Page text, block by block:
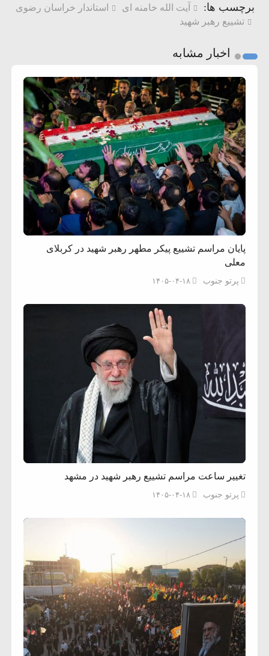
برچسب ها: آیت الله خامنه ای
استاندار خراسان رضوی
تشییع رهبر شهید
اخبار مشابه
پایان مراسم تشییع پیکر مطهر رهبر شهید در کربلای
معلی
پرتو جنوب ۱۴۰۵-۰۴-۱۸
تغییر ساعت مراسم تشییع رهبر شهید در مشهد
پرتو جنوب ۱۴۰۵-۰۴-۱۸